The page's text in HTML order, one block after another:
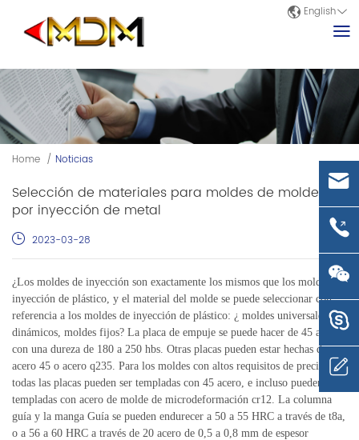
English
Home / Noticias
Selección de materiales para moldes de moldeo
por inyección de metal
2023-03-28
¿Los moldes de inyección son exactamente los mismos que los moldes de
inyección de plástico, y el material del molde se puede seleccionar con
referencia a los moldes de inyección de plástico: ¿ moldes universales,
dinámicos, moldes fijos? La placa de empuje se puede hacer de 45 acero
con una dureza de 180 a 250 hbs. Otras placas pueden estar hechas de
acero 45 o acero q235. Para los moldes con altos requisitos de precisión,
todas las placas pueden ser templadas con 45 acero, e incluso pueden ser
templadas con acero de molde de microdeformación cr12. La columna
guía y la manga Guía se pueden endurecer a 50 a 55 HRC a través de t8a,
o a 56 a 60 HRC a través de 20 acero de 0,5 a 0,8 mm de espesor